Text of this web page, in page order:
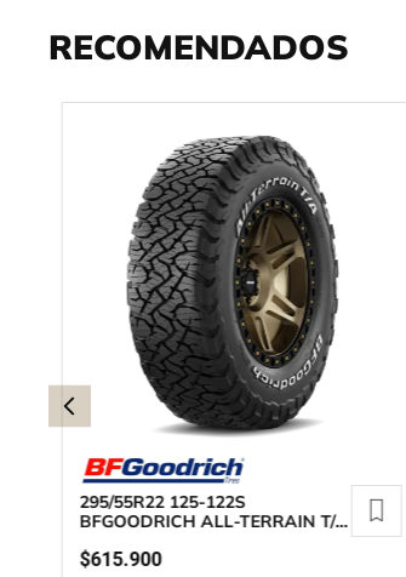
RECOMENDADOS
295/55R22 125-122S
BFGOODRICH ALL-TERRAIN T/A
$615.900